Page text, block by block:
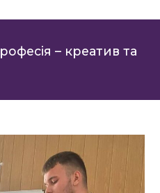
– креатив та